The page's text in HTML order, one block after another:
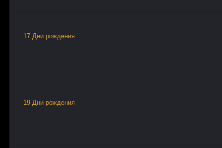
17 Дни рождения
19 Дни рождения